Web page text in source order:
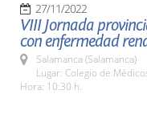
27/11/2022
VIII Jornada
con enfermedad
Salamanca (Salamanca)
Lugar: Colegio de
Hora: 10:30 h.